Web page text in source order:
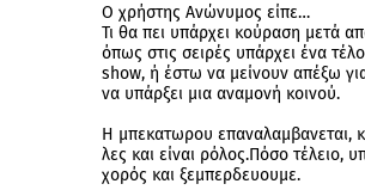
Ο χρήστης Ανώνυμος είπε…
Τι θα πει υπάρχει κούραση μετά
όπως στις σειρές υπάρχει ένα
show, ή έστω να μείνουν απέξω
να υπάρξει μια αναμονή κοινού.
Η μπεκατωρου επαναλαμβανεται,
λες και είναι ρόλος.Πόσο τέλειο,
χορός και ξεμπερδευουμε.